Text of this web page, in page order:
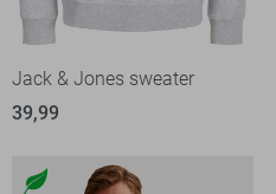
Jack & Jones sweater
39,99